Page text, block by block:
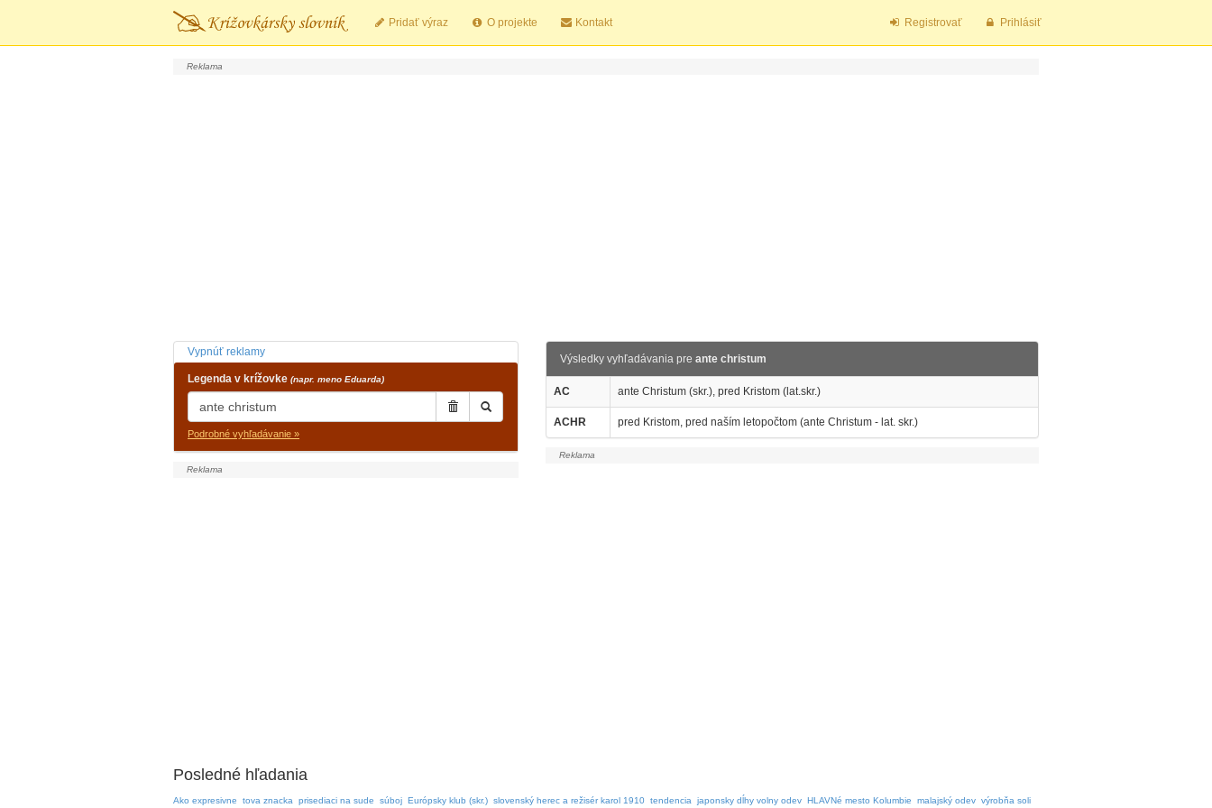
Pridať výraz O projekte Kontakt Registrovať Prihlásiť
Vypnúť reklamy
Legenda v krížovke (napr. meno Eduarda)
Podrobné vyhľadávanie »
Výsledky vyhľadávania pre ante christum
AC ante Christum (skr.), pred Kristom (lat.skr.)
ACHR pred Kristom, pred naším letopočtom (ante Christum - lat. skr.)
Posledné hľadania
Ako expresivne tova znacka prisediaci na sude súboj Európsky klub (skr.) slovenský herec a režisér karol 1910 tendencia japonsky dĺhy volny odev HLAVNé mesto Kolumbie malajský odev výrobňa soli